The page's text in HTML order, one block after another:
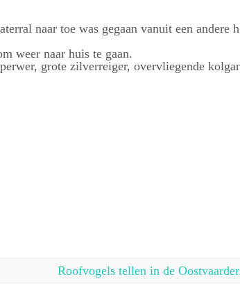
naar toe was gegaan vanuit een andere
weer naar huis te gaan.
grote zilverreiger, overvliegende
Roofvogels tellen in de